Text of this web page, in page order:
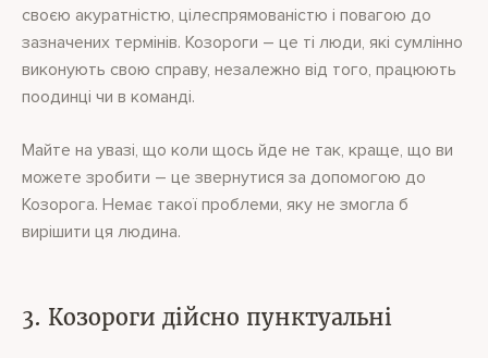
своєю акуратністю, цілеспрямованістю і повагою до
зазначених термінів. Козороги – це ті люди, які сумлінно
виконують свою справу, незалежно від того, працюють
поодинці чи в команді.
Майте на увазі, що коли щось йде не так, краще, що ви
можете зробити – це звернутися за допомогою до
Козорога. Немає такої проблеми, яку не змогла б
вирішити ця людина.
3. Козороги дійсно пунктуальні